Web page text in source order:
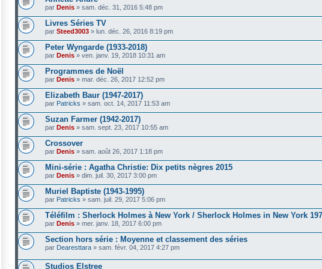
par Denis » sam. déc. 31, 2016 5:48 pm
Livres Séries TV
par Steed3003 » lun. déc. 26, 2016 8:19 pm
Peter Wyngarde (1933-2018)
par Denis » ven. janv. 19, 2018 10:31 am
Programmes de Noël
par Denis » mar. déc. 26, 2017 12:52 pm
Elizabeth Baur (1947-2017)
par Patricks » sam. oct. 14, 2017 11:53 am
Suzan Farmer (1942-2017)
par Denis » sam. sept. 23, 2017 10:55 am
Crossover
par Denis » sam. août 26, 2017 1:18 pm
Mini-série : Agatha Christie: Dix petits nègres 2015
par Denis » dim. juil. 30, 2017 3:00 pm
Muriel Baptiste (1943-1995)
par Patricks » sam. juil. 29, 2017 5:06 pm
Téléfilm : Sherlock Holmes à New York / Sherlock Holmes in New York
par Denis » mer. janv. 18, 2017 6:00 pm
Section hors série : Moyenne et classement des séries
par Dearesttara » sam. févr. 04, 2017 4:27 pm
Studios Elstree